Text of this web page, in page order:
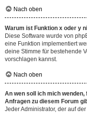
Nach oben
Warum ist Funktion x oder y
Diese Software wurde von
eine Funktion implementiert
deine Stimme für bestehende
vorschlagen kannst.
Nach oben
An wen soll ich mich
Anfragen zu diesem Forum
Jeder Administrator, der auf